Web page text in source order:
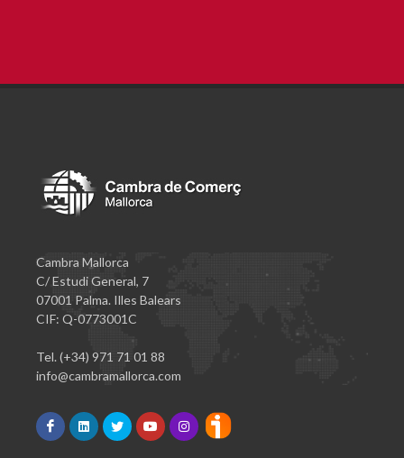
Cambra Mallorca
C/ Estudi General, 7
07001 Palma. Illes Balears
CIF: Q-0773001C
Tel. (+34) 971 71 01 88
info@cambramallorca.com